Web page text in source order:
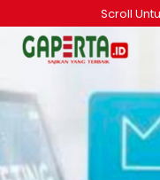
ke
konten
Scroll